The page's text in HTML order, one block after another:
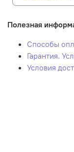
Полезная
Способы
Гарантия.
Условия